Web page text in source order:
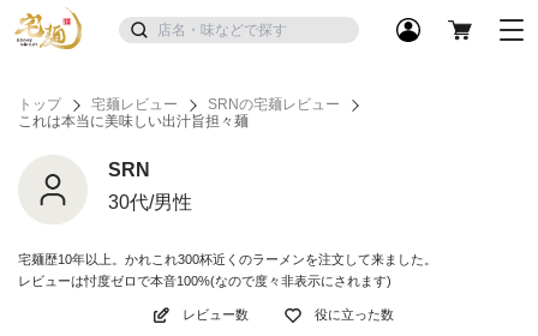
トップ 宅麺レビュー
SRNの宅麺レビュー
これは本当に美味しい出汁旨担々麺
SRN
30代/男性
宅麺歴10年以上。かれこれ300杯近くのラーメンを注文して来ました。
レビューは忖度ゼロで本音100%(なので度々非表示にされます)
レビュー数 役に立った数